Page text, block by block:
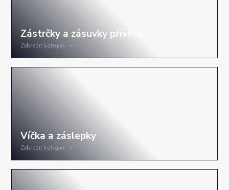
Zobrazit kategorii
Zobrazit kategorii